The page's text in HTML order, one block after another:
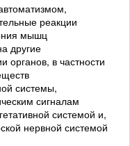
реакции
мышц
другие
органов, в частности
системы,
сигналам
системой и,
нервной системой